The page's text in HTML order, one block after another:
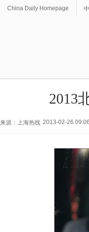
China Daily Homepage
2013
来源：上海热线 2013-02-26